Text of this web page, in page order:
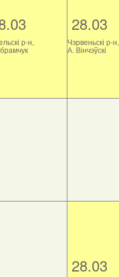
р-н,
28.03
Чэрвеньскі р-н,
А. Вінчэўскі
28.03